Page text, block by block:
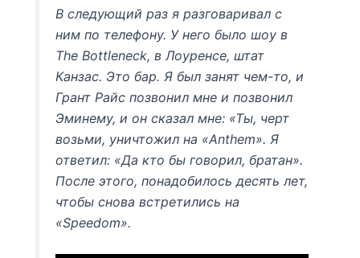
В следующий раз я разговаривал с
ним по телефону. У него было шоу в
The Bottleneck, в Лоуренсе, штат
Канзас. Это бар. Я был занят чем-то, и
Грант Райс позвонил мне и позвонил
Эминему, и он сказал мне: «Ты, черт
возьми, уничтожил на «Anthem». Я
ответил: «Да кто бы говорил, братан».
После этого, понадобилось десять лет,
чтобы снова встретились на
«Speedom».